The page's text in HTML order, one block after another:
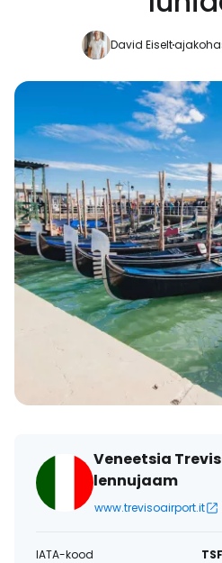
David Eiselt
Veneetsia
lennujaam
www.trevisoairport.it
IATA-kood
TSF
Jätka
Jätkake e-